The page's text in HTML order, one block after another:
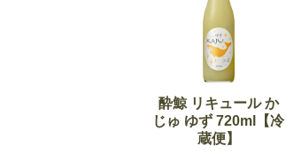
酔鯨 リキュール か
じゅ ゆず 720ml【冷
蔵便】